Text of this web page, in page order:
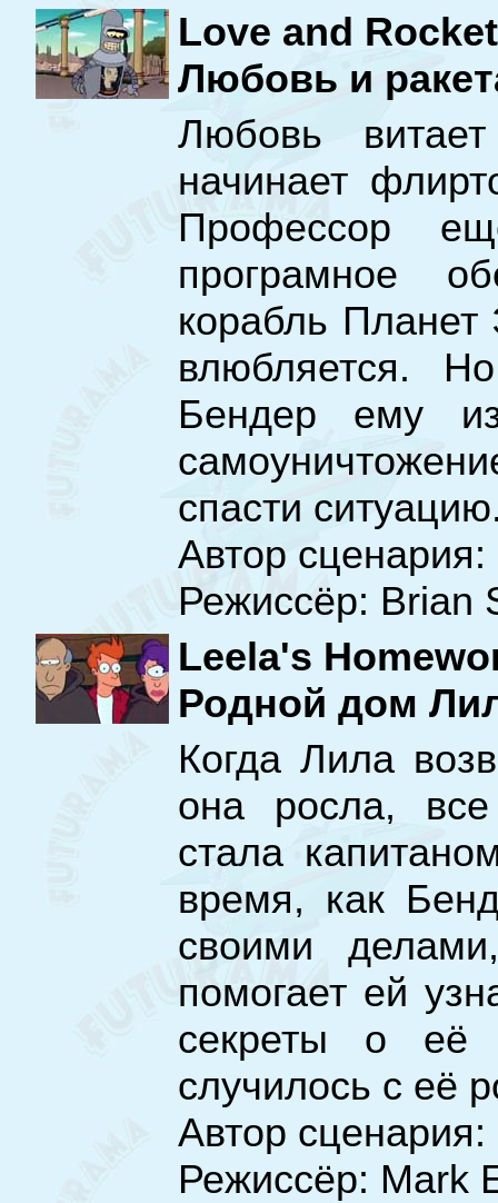
Love and Rocket
Любовь и
Любовь
начинает
Профессор
програмное
корабль
влюбляется.
Бендер ему
спасти
Автор
Режиссёр: Brian
Leela's
Родной дом
Когда Лила
она росла,
стала
время, как
своими
помогает ей
секреты о её
случилось с её
Автор
Режиссёр: Mark